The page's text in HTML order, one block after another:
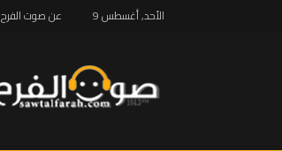
الأحد, أغسطس 9 عن صوت الفرح